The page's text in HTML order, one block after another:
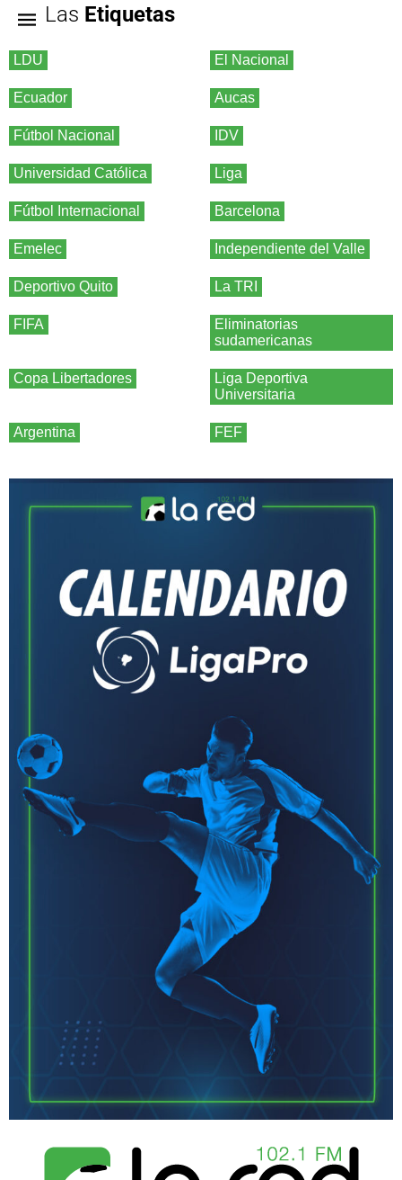
Las Etiquetas
LDU El Nacional
Ecuador Aucas
Fútbol Nacional IDV
Universidad Católica Liga
Fútbol Internacional Barcelona
Emelec Independiente del Valle
Deportivo Quito La TRI
FIFA
Eliminatorias
sudamericanas
Copa Libertadores
Liga Deportiva
Universitaria
Argentina FEF